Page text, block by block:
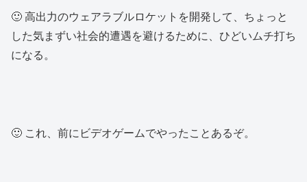
🙂 高出力のウェアラブルロケットを開発して、ちょっと
した気まずい社会的遭遇を避けるために、ひどいムチ打ち
になる。
🙂 これ、前にビデオゲームでやったことあるぞ。